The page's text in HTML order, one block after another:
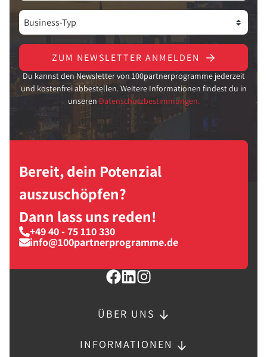
ZUM NEWSLETTER ANMELDEN
Du kannst den Newsletter von 100partnerprogramme jederzeit
und kostenfrei abbestellen. Weitere Informationen findest du in
unseren Datenschutzbestimmungen.
Bereit, dein Potenzial
auszuschöpfen?
Dann lass uns reden!
+49 40 - 75 110 330
info@100partnerprogramme.de
ÜBER UNS
INFORMATIONEN